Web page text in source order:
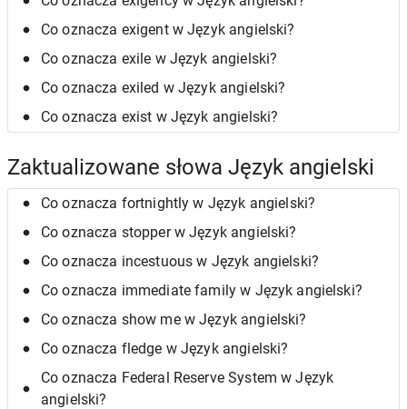
Co oznacza exigent w Język angielski?
Co oznacza exile w Język angielski?
Co oznacza exiled w Język angielski?
Co oznacza exist w Język angielski?
Zaktualizowane słowa Język angielski
Co oznacza fortnightly w Język angielski?
Co oznacza stopper w Język angielski?
Co oznacza incestuous w Język angielski?
Co oznacza immediate family w Język angielski?
Co oznacza show me w Język angielski?
Co oznacza fledge w Język angielski?
Co oznacza Federal Reserve System w Język
angielski?